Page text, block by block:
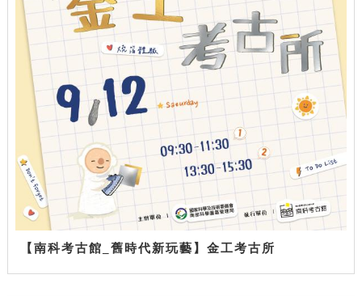
【南科考古館_舊時代新玩藝】金工考古所